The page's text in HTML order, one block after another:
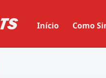
Início Como